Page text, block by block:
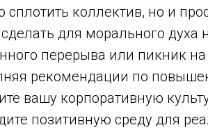
сплотить коллектив, но и
для морального
перерыва или пикник на
рекомендации по
вашу корпоративную
позитивную среду для